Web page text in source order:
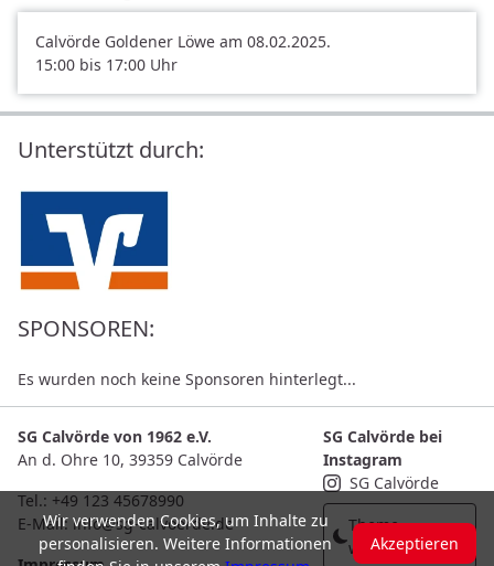
g
T
i
s
t
e
n
n
i
s
o
Calvörde Goldener Löwe am 08.02.2025.
15:00 bis 17:00 Uhr
Unterstützt durch:
SPONSOREN:
Es wurden noch keine Sponsoren hinterlegt...
Wir verwenden Cookies, um Inhalte zu
personalisieren. Weitere Informationen
Akzeptieren
SG Calvörde von 1962 e.V.
An d. Ohre 10, 39359 Calvörde
Tel.: +49 123 45678990
E-Mail: info@sg-calvoerde.de
SG Calvörde bei
Instagram
SG Calvörde
Theme
wechseln...